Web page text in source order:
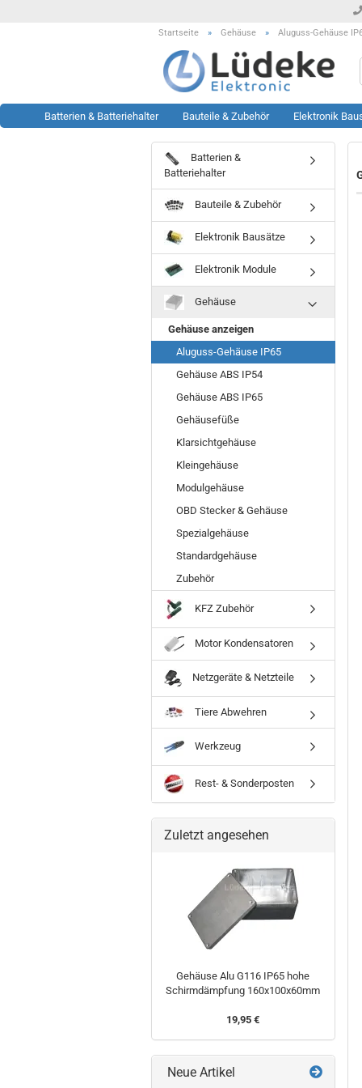
Startseite » Gehäuse » Aluguss-Gehäuse
Batterien & Batteriehalter Bauteile & Zubehör Elektronik
Rest- & Sonderposten
Sonderposten Bausätze
Sonderposten KFZ Artikel
Sonderposten LED Technik
Sonderposten Module
Sonderposten Werkzeug
Batterien &
Batteriehalter
Bauteile & Zubehör
Elektronik Bausätze
Elektronik Module
Gehäuse
Gehäuse anzeigen
Aluguss-Gehäuse IP65
Gehäuse ABS IP54
Gehäuse ABS IP65
Gehäusefüße
Klarsichtgehäuse
Kleingehäuse
Modulgehäuse
OBD Stecker & Gehäuse
Spezialgehäuse
Standardgehäuse
Zubehör
KFZ Zubehör
Motor Kondensatoren
Netzgeräte & Netzteile
Tiere Abwehren
Werkzeug
Rest- & Sonderposten
Zuletzt angesehen
Gehäuse Alu G116 IP65 hohe
Schirmdämpfung 160x100x60mm
19,95 €
Neue Artikel